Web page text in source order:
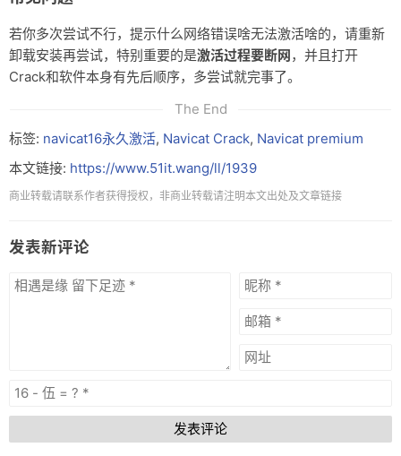
若你多次尝试不行，提示什么网络错误啥无法激活啥的，请重新
卸载安装再尝试，特别重要的是激活过程要断网 ，并且打开
Crack和软件本身有先后顺序，多尝试就完事了。
The End
标签: navicat16永久激活, Navicat Crack, Navicat premium
本文链接: https://www.51it.wang/ll/1939
商业转载请联系作者获得授权，非商业转载请注明本文出处及文章链接
发表新评论
发表评论